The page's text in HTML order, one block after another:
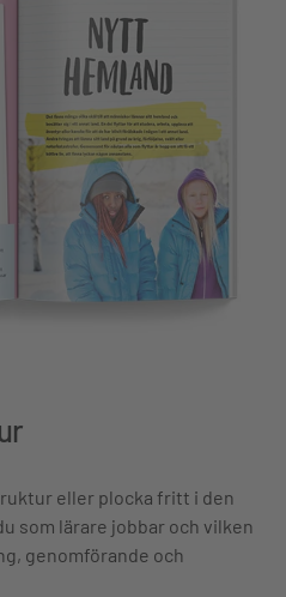
eller plocka fritt i den
som lärare jobbar och vilken
genomförande och